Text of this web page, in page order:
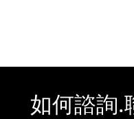
如何諮詢.